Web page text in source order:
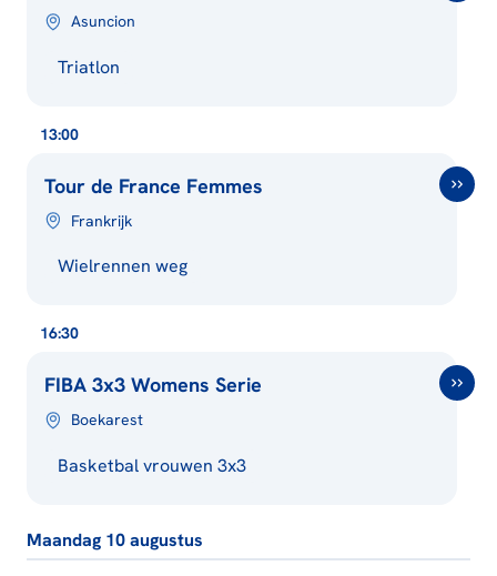
Asuncion
Triatlon
13:00
Tour de France Femmes
Frankrijk
Wielrennen weg
16:30
FIBA 3x3 Womens Serie
Boekarest
Basketbal vrouwen 3x3
Maandag 10 augustus